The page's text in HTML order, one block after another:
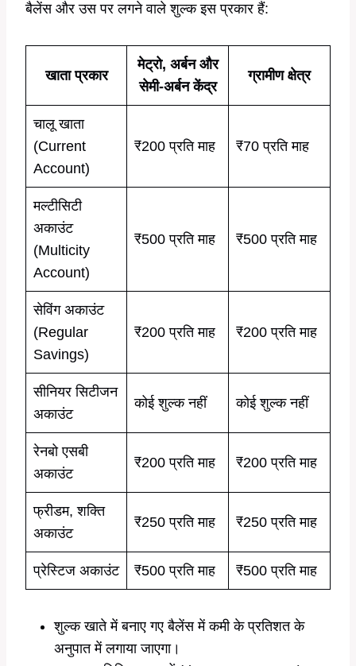
बैलेंस और उस पर लगने वाले शुल्क इस प्रकार हैं:
खाता प्रकार
मेट्रो, अर्बन और
सेमी-अर्बन केंद्र
ग्रामीण क्षेत्र
चालू खाता
(Current
Account)
₹200 प्रति माह ₹70 प्रति माह
मल्टीसिटी
अकाउंट
(Multicity
Account)
₹500 प्रति माह ₹500 प्रति माह
सेविंग अकाउंट
(Regular
Savings)
₹200 प्रति माह ₹200 प्रति माह
सीनियर सिटीजन
अकाउंट
कोई शुल्क नहीं कोई शुल्क नहीं
रेनबो एसबी
अकाउंट
₹200 प्रति माह ₹200 प्रति माह
फ्रीडम, शक्ति
अकाउंट
₹250 प्रति माह ₹250 प्रति माह
प्रेस्टिज अकाउंट ₹500 प्रति माह ₹500 प्रति माह
शुल्क खाते में बनाए गए बैलेंस में कमी के प्रतिशत के
अनुपात में लगाया जाएगा।